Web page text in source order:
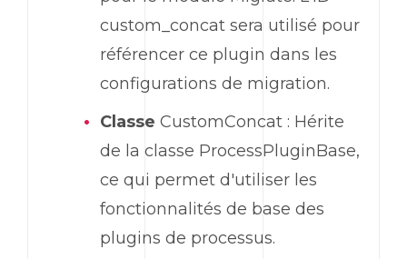
custom_concat sera utilisé pour
référencer ce plugin dans les
configurations de migration.
Classe CustomConcat : Hérite
de la classe ProcessPluginBase,
ce qui permet d'utiliser les
fonctionnalités de base des
plugins de processus.